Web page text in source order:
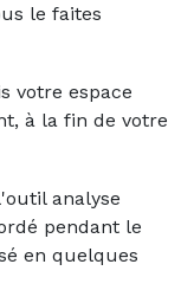
le faites
votre espace
à la fin de votre
analyse
pendant le
en quelques